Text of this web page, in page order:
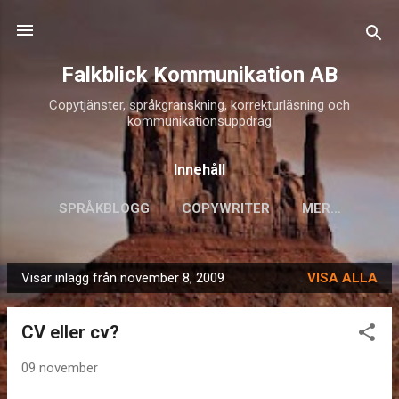
Falkblick Kommunikation AB
Copytjänster, språkgranskning, korrekturläsning och
kommunikationsuppdrag
Innehåll
SPRÅKBLOGG COPYWRITER MER…
I
n
Visar inlägg från november 8, 2009 VISA ALLA
CV eller cv?
09 november